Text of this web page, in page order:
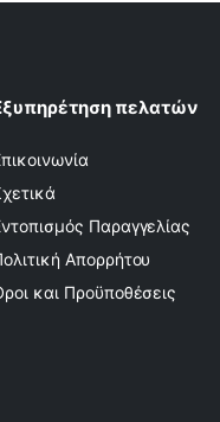
πελατών
Παραγγελίας
Απορρήτου
και Προϋποθέσεις